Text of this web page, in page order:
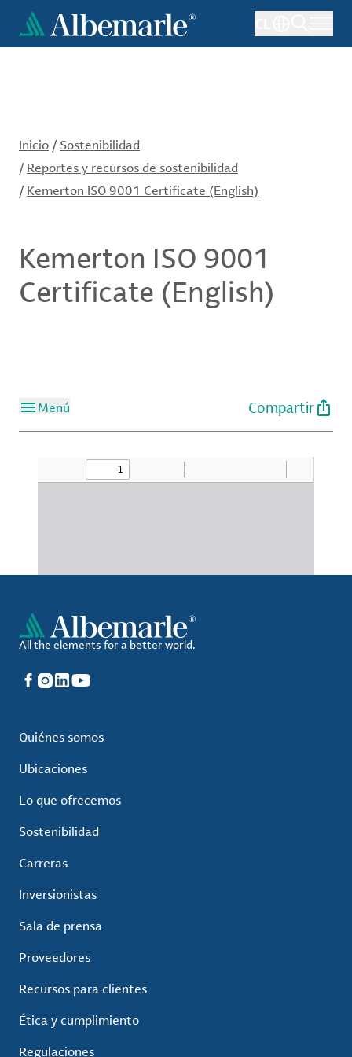
Pasar
contenido
Inicio / Sostenibilidad
/ Reportes y recursos de sostenibilidad
/ Kemerton ISO 9001 Certificate (English)
Kemerton ISO 9001
Certificate (English)
Menú Compartir
All the elements for a better world.
Facebook
Instagram
LinkedIn
YouTube
Quiénes somos
Ubicaciones
Lo que ofrecemos
Sostenibilidad
Carreras
Inversionistas
Sala de prensa
Proveedores
Recursos para clientes
Ética y cumplimiento
Regulaciones